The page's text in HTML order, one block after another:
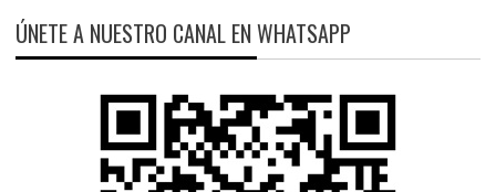
ÚNETE A NUESTRO CANAL EN WHATSAPP